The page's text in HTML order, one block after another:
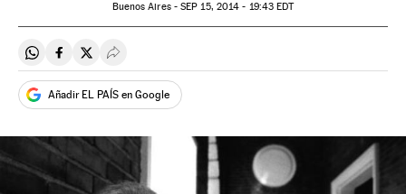
Buenos Aires -SEP 15, 2014 - 19:43 EDT
Compartir en Whatsapp
Compartir en Facebook
Compartir en Twitter
Desplegar Redes Sociales
Añadir EL PAÍS en Google